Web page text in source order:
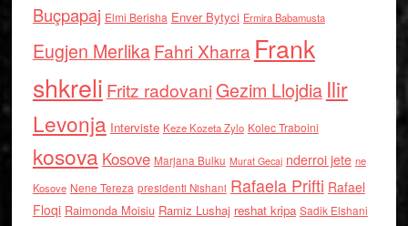
Buçpapaj Elmi Berisha Enver Bytyci Ermira Babamusta
Eugjen MerlikaFahri Xharra Frank
shkreli Fritz radovaniGezim Llojdia Ilir
Levonja Interviste Keze Kozeta Zylo Kolec Traboini
kosova Kosove Marjana Bulku Murat Gecaj nderroi jete ne
Kosove Nene Tereza presidenti Nishani Rafaela Prifti Rafael
Floqi Raimonda Moisiu Ramiz Lushaj reshat kripa Sadik Elshani